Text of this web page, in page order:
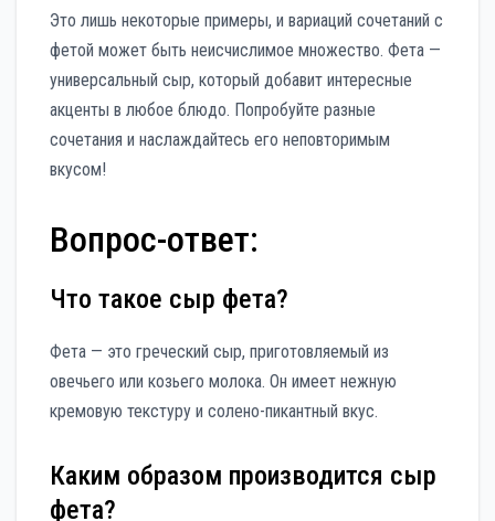
Это лишь некоторые примеры, и вариаций сочетаний с
фетой может быть неисчислимое множество. Фета —
универсальный сыр, который добавит интересные
акценты в любое блюдо. Попробуйте разные
сочетания и наслаждайтесь его неповторимым
вкусом!
Вопрос-ответ:
Что такое сыр фета?
Фета — это греческий сыр, приготовляемый из
овечьего или козьего молока. Он имеет нежную
кремовую текстуру и солено-пикантный вкус.
Каким образом производится сыр
фета?